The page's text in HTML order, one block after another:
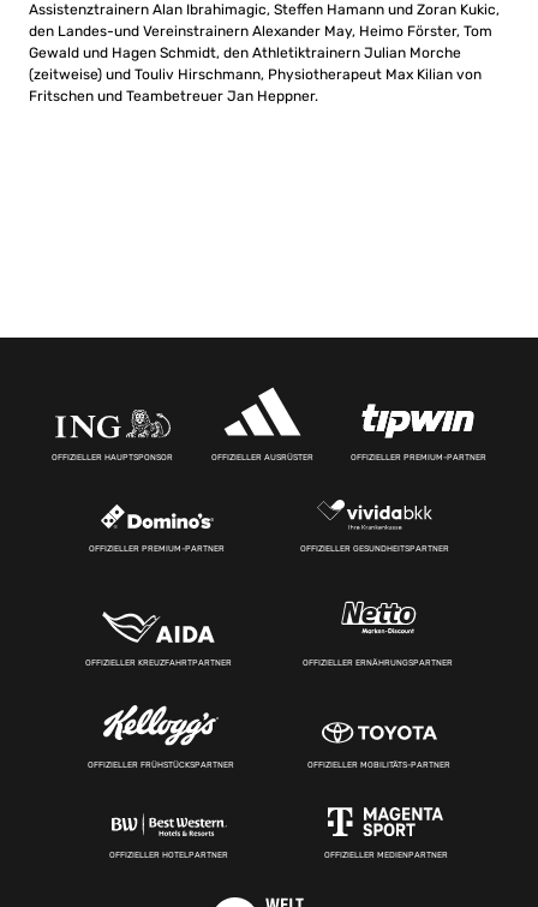
Assistenztrainern Alan Ibrahimagic, Steffen Hamann und Zoran Kukic,
den Landes-und Vereinstrainern Alexander May, Heimo Förster, Tom
Gewald und Hagen Schmidt, den Athletiktrainern Julian Morche
(zeitweise) und Touliv Hirschmann, Physiotherapeut Max Kilian von
Fritschen und Teambetreuer Jan Heppner.
OFFIZIELLER HAUPTSPONSOR OFFIZIELLER AUSRÜSTER OFFIZIELLER PREMIUM-PARTNER
OFFIZIELLER PREMIUM-PARTNER OFFIZIELLER GESUNDHEITSPARTNER
OFFIZIELLER KREUZFAHRTPARTNER OFFIZIELLER ERNÄHRUNGSPARTNER
OFFIZIELLER FRÜHSTÜCKSPARTNER OFFIZIELLER MOBILITÄTS-PARTNER
OFFIZIELLER HOTELPARTNER OFFIZIELLER MEDIENPARTNER